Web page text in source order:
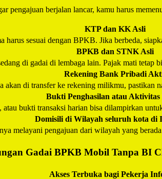
pengajuan berjalan lancar, kamu harus
KTP dan KK Asli
harus sesuai dengan BPKB. Jika berbeda,
BPKB dan STNK Asli
di gadai di lembaga lain. Pajak mati tetap
Rekening Bank Pribadi
akan di transfer ke rekening milikmu, pastikan
Bukti Penghasilan atau Aktivitas
bukti transaksi harian bisa dilampirkan
Domisili di Wilayah seluruh kota di
melayani pengajuan dari wilayah yang
Gadai BPKB Mobil Tanpa BI
Akses Terbuka bagi Pekerja